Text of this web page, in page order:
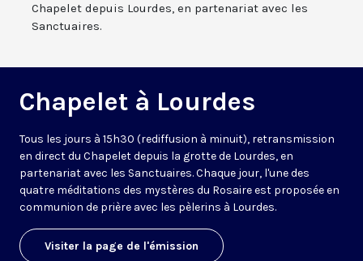
Chapelet depuis Lourdes, en partenariat avec les
Sanctuaires.
Chapelet à Lourdes
Tous les jours à 15h30 (rediffusion à minuit), retransmission
en direct du Chapelet depuis la grotte de Lourdes, en
partenariat avec les Sanctuaires. Chaque jour, l'une des
quatre méditations des mystères du Rosaire est proposée en
communion de prière avec les pèlerins à Lourdes.
Visiter la page de l'émission